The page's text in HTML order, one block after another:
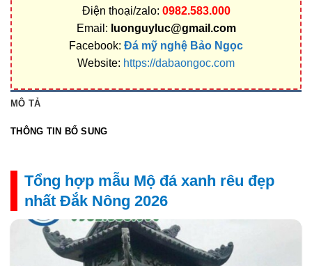
Điện thoại/zalo: 0982.583.000
Email: luonguyluc@gmail.com
Facebook: Đá mỹ nghệ Bảo Ngọc
Website: https://dabaongoc.com
MÔ TẢ
THÔNG TIN BỔ SUNG
Tổng hợp mẫu Mộ đá xanh rêu đẹp
nhất Đắk Nông 2026